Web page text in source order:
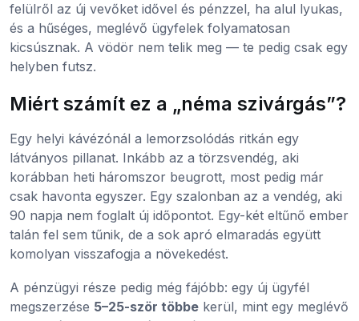
felülről az új vevőket idővel és pénzzel, ha alul lyukas,
és a hűséges, meglévő ügyfelek folyamatosan
kicsúsznak. A vödör nem telik meg — te pedig csak egy
helyben futsz.
Miért számít ez a „néma szivárgás”?
Egy helyi kávézónál a lemorzsolódás ritkán egy
látványos pillanat. Inkább az a törzsvendég, aki
korábban heti háromszor beugrott, most pedig már
csak havonta egyszer. Egy szalonban az a vendég, aki
90 napja nem foglalt új időpontot. Egy-két eltűnő ember
talán fel sem tűnik, de a sok apró elmaradás együtt
komolyan visszafogja a növekedést.
A pénzügyi része pedig még fájóbb: egy új ügyfél
megszerzése 5–25-ször többe kerül, mint egy meglévő